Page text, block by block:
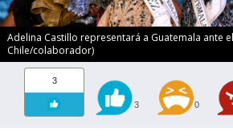
Adelina Castillo representará a Guatemala ante
Chile/colaborador)
3
3 0